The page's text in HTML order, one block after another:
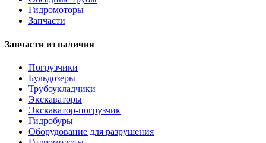
Гидромоторы
Запчасти
Запчасти из наличия
Погрузчики
Бульдозеры
Трубоукладчики
Экскаваторы
Экскаватор-погрузчик
Гидробуры
Оборудование для разрушения